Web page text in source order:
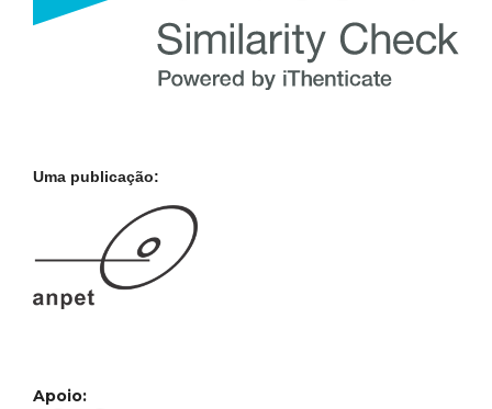
Uma publicação:
Apoio: